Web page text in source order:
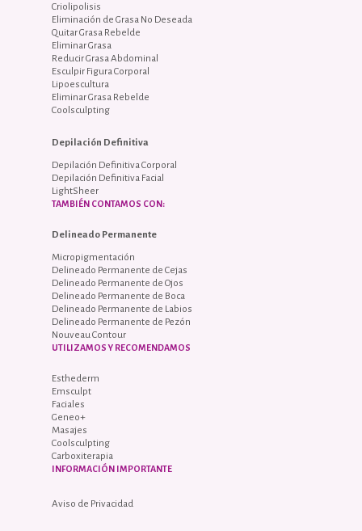
Criolipolisis
Eliminación de Grasa No Deseada
Quitar Grasa Rebelde
Eliminar Grasa
Reducir Grasa Abdominal
Esculpir Figura Corporal
Lipoescultura
Eliminar Grasa Rebelde
Coolsculpting
Depilación Definitiva
Depilación Definitiva Corporal
Depilación Definitiva Facial
LightSheer
TAMBIÉN CONTAMOS CON:
Delineado Permanente
Micropigmentación
Delineado Permanente de Cejas
Delineado Permanente de Ojos
Delineado Permanente de Boca
Delineado Permanente de Labios
Delineado Permanente de Pezón
Nouveau Contour
UTILIZAMOS Y RECOMENDAMOS
Esthederm
Emsculpt
Faciales
Geneo+
Masajes
Coolsculpting
Carboxiterapia
INFORMACIÓN IMPORTANTE
Aviso de Privacidad